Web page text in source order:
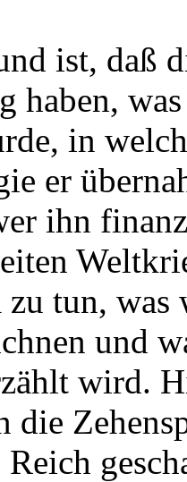
ist, daß
haben,
in
er
ihn
tun, was
und
wird.